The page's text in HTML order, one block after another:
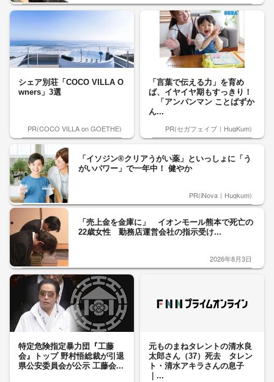
シェア別荘「COCO VILLA O
wners」3選
PR(COCO VILLA on GOETHE)
「言葉で伝える力」を育め
ば、イヤイヤ期もすっきり！
「アンパンマン ことばずか
ん...
PR(セガフェイブ｜HugKum)
「イソジン®クリアうがい薬」といっしょに「う
がいパワー」で一年中！ 健やか
PR(iNova｜Hugkum)
「売上金を金庫に」 イオンモール熊本で死亡の
22歳女性 勤務店運営会社の指示受け...
2026年8月3日
特定危険指定暴力団『工藤
会』トップ 野村悟総裁が引退
県公安委員会が公示 工藤会...
元ものまねタレントの清水良
太郎さん（37）死去 タレン
ト・清水アキラさんの息子
｜...